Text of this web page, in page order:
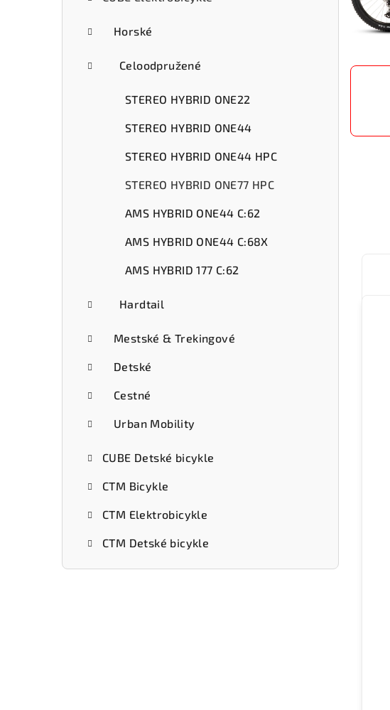
Horské
Celoodpružené
STEREO HYBRID ONE22
STEREO HYBRID ONE44
STEREO HYBRID ONE44 HPC
STEREO HYBRID ONE77 HPC
AMS HYBRID ONE44 C:62
AMS HYBRID ONE44 C:68X
AMS HYBRID 177 C:62
Hardtail
Mestské & Trekingové
Detské
Cestné
Urban Mobility
CUBE Detské bicykle
CTM Bicykle
CTM Elektrobicykle
CTM Detské bicykle